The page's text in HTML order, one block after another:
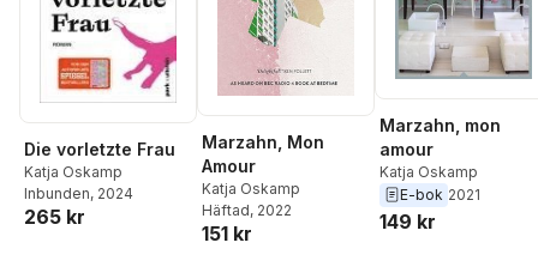
Die vorletzte Frau
Katja Oskamp
Inbunden, 2024
265 kr
Marzahn, Mon
Amour
Katja Oskamp
Häftad, 2022
151 kr
Marzahn, mon
amour
Katja Oskamp
E-bok 2021
149 kr